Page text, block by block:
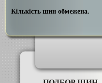
Кількість шин обмежена.